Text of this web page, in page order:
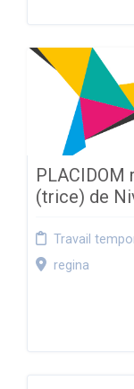
PLACIDOM
(trice) de
Travail
regina